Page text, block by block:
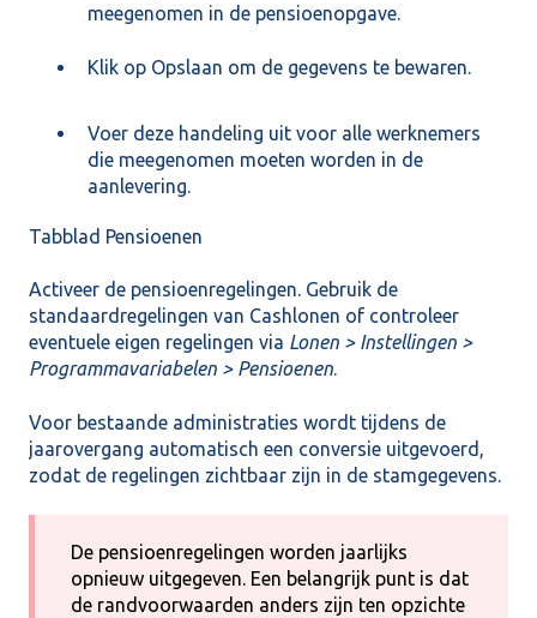
meegenomen in de pensioenopgave.
Klik op Opslaan om de gegevens te bewaren.
Voer deze handeling uit voor alle werknemers
die meegenomen moeten worden in de
aanlevering.
Tabblad Pensioenen
Activeer de pensioenregelingen. Gebruik de
standaardregelingen van Cashlonen of controleer
eventuele eigen regelingen via Lonen > Instellingen >
Programmavariabelen > Pensioenen.
Voor bestaande administraties wordt tijdens de
jaarovergang automatisch een conversie uitgevoerd,
zodat de regelingen zichtbaar zijn in de stamgegevens.
De pensioenregelingen worden jaarlijks
opnieuw uitgegeven. Een belangrijk punt is dat
de randvoorwaarden anders zijn ten opzichte